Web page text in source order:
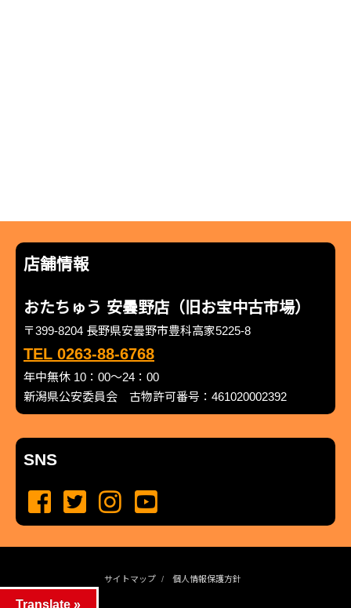
店舗情報
おたちゅう 安曇野店（旧お宝中古市場）
〒399-8204 長野県安曇野市豊科高家5225-8
TEL 0263-88-6768
年中無休 10：00～24：00
新潟県公安委員会 古物許可番号：461020002392
SNS
サイトマップ 個人情報保護方針
Translate »